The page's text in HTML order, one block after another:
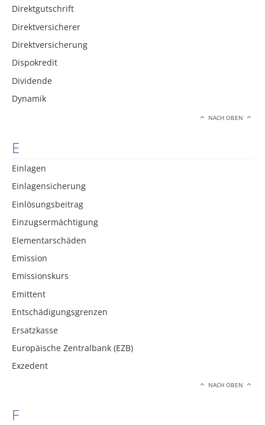
Direktgutschrift
Direktversicherer
Direktversicherung
Dispokredit
Dividende
Dynamik
NACH OBEN
E
Einlagen
Einlagensicherung
Einlösungsbeitrag
Einzugsermächtigung
Elementarschäden
Emission
Emissionskurs
Emittent
Entschädigungsgrenzen
Ersatzkasse
Europäische Zentralbank (EZB)
Exzedent
NACH OBEN
F